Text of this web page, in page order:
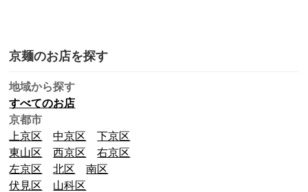
京麺のお店を探す
地域から探す
すべてのお店
京都市
上京区
中京区
下京区
東山区
西京区
右京区
左京区
北区
南区
伏見区
山科区